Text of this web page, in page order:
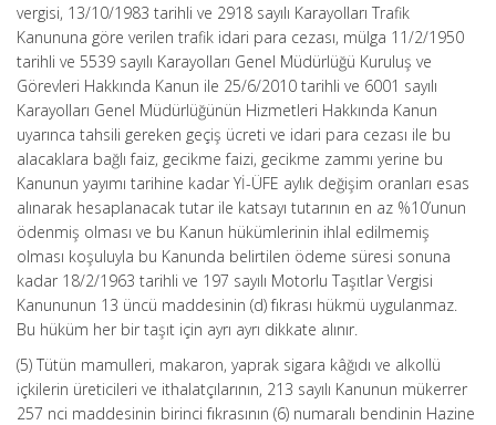
vergisi, 13/10/1983 tarihli ve 2918 sayılı Karayolları Trafik
Kanununa göre verilen trafik idari para cezası, mülga 11/2/1950
tarihli ve 5539 sayılı Karayolları Genel Müdürlüğü Kuruluş ve
Görevleri Hakkında Kanun ile 25/6/2010 tarihli ve 6001 sayılı
Karayolları Genel Müdürlüğünün Hizmetleri Hakkında Kanun
uyarınca tahsili gereken geçiş ücreti ve idari para cezası ile bu
alacaklara bağlı faiz, gecikme faizi, gecikme zammı yerine bu
Kanunun yayımı tarihine kadar Yİ-ÜFE aylık değişim oranları esas
alınarak hesaplanacak tutar ile katsayı tutarının en az %10’unun
ödenmiş olması ve bu Kanun hükümlerinin ihlal edilmemiş
olması koşuluyla bu Kanunda belirtilen ödeme süresi sonuna
kadar 18/2/1963 tarihli ve 197 sayılı Motorlu Taşıtlar Vergisi
Kanununun 13 üncü maddesinin (d) fıkrası hükmü uygulanmaz.
Bu hüküm her bir taşıt için ayrı ayrı dikkate alınır.
(5) Tütün mamulleri, makaron, yaprak sigara kâğıdı ve alkollü
içkilerin üreticileri ve ithalatçılarının, 213 sayılı Kanunun mükerrer
257 nci maddesinin birinci fıkrasının (6) numaralı bendinin Hazine